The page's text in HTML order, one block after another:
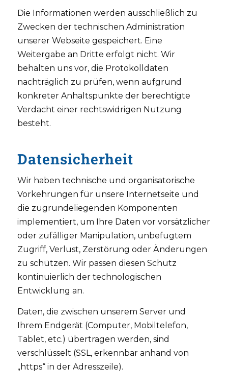
Die Informationen werden ausschließlich zu
Zwecken der technischen Administration
unserer Webseite gespeichert. Eine
Weitergabe an Dritte erfolgt nicht. Wir
behalten uns vor, die Protokolldaten
nachträglich zu prüfen, wenn aufgrund
konkreter Anhaltspunkte der berechtigte
Verdacht einer rechtswidrigen Nutzung
besteht.
Datensicherheit
Wir haben technische und organisatorische
Vorkehrungen für unsere Internetseite und
die zugrundeliegenden Komponenten
implementiert, um Ihre Daten vor vorsätzlicher
oder zufälliger Manipulation, unbefugtem
Zugriff, Verlust, Zerstörung oder Änderungen
zu schützen. Wir passen diesen Schutz
kontinuierlich der technologischen
Entwicklung an.
Daten, die zwischen unserem Server und
Ihrem Endgerät (Computer, Mobiltelefon,
Tablet, etc.) übertragen werden, sind
verschlüsselt (SSL, erkennbar anhand von
„https“ in der Adresszeile).